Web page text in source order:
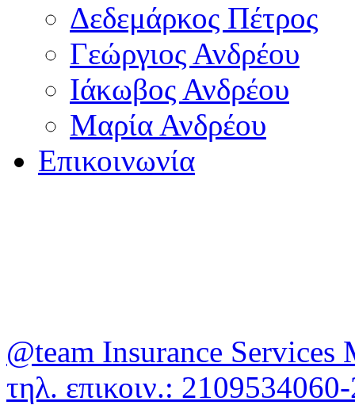
Δεδεμάρκος Πέτρος
Γεώργιος Ανδρέου
Ιάκωβος Ανδρέου
Μαρία Ανδρέου
Επικοινωνία
@team Insurance Services
τηλ. επικοιν.: